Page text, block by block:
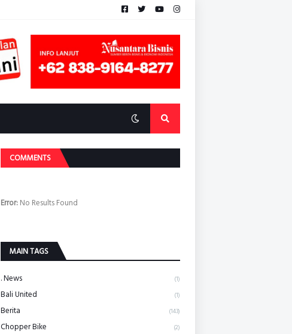
COMMENTS
Error:No Results Found
MAIN TAGS
. News (1)
Bali United (1)
Berita (143)
Chopper Bike (2)